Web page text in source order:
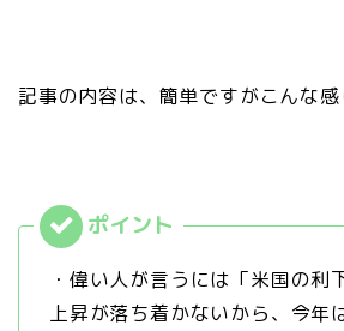
記事の内容は、簡単ですがこんな感
・偉い人が言うには「米国の利
上昇が落ち着かないから、今年